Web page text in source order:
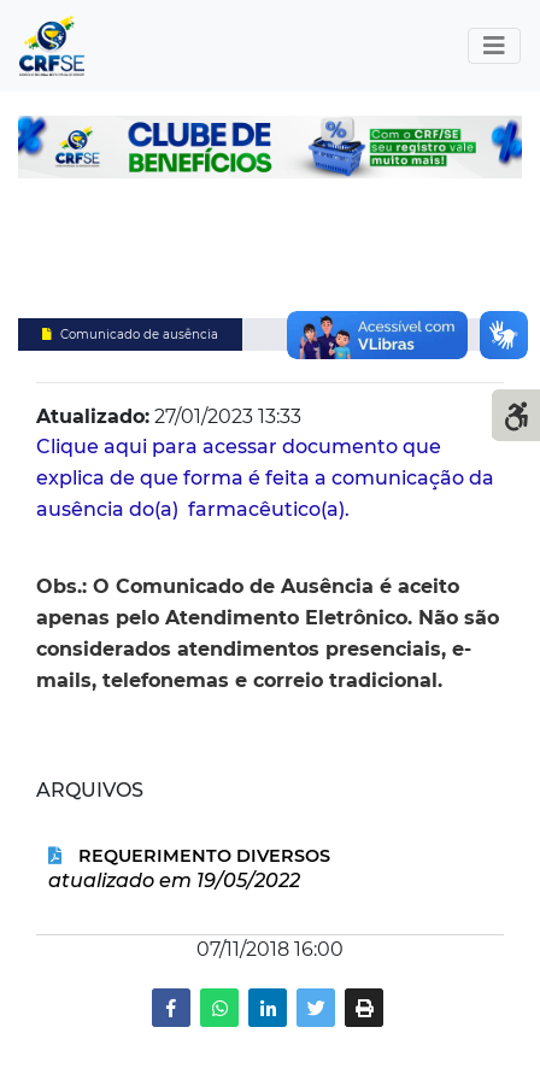
Comunicado de ausência
Atualizado: 27/01/2023 13:33
Clique aqui para acessar documento que
explica de que forma é feita a comunicação da
ausência do(a) farmacêutico(a).
Obs.: O Comunicado de Ausência é aceito
apenas pelo Atendimento Eletrônico. Não são
considerados atendimentos presenciais, e-
mails, telefonemas e correio tradicional.
ARQUIVOS
REQUERIMENTO DIVERSOS
atualizado em 19/05/2022
07/11/2018 16:00